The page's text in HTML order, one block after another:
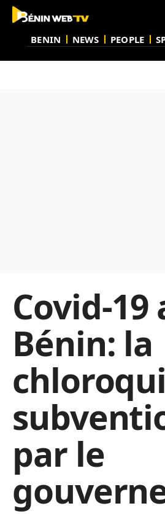
BENIN NEWS PEOPLE
Covid-19
Bénin: la
par le